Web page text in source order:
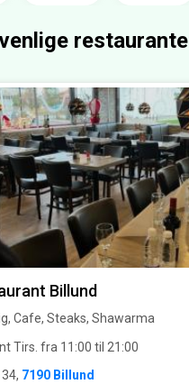
Billund
Cafe, Steaks, Shawarma
Tirs. fra 11:00 til 21:00
7190 Billund